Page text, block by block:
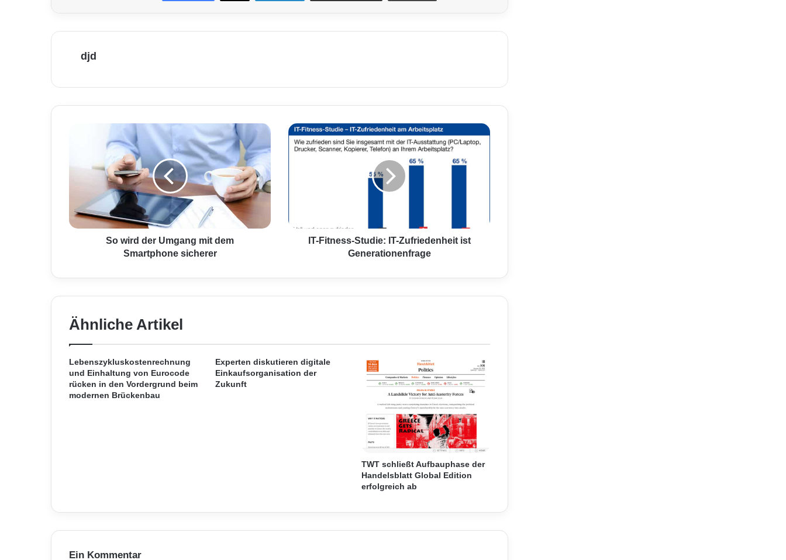
djd
i
e
r
a
m
i
d
e
m
S
m
s
c
So wird der Umgang mit dem
Smartphone sicherer
I
T
t
T
-
e
t
IT-Fitness-Studie: IT-Zufriedenheit ist
Generationenfrage
Ähnliche Artikel
Lebenszykluskostenrechnung
und Einhaltung von Eurocode
rücken in den Vordergrund beim
modernen Brückenbau
Experten diskutieren digitale
Einkaufsorganisation der
Zukunft
TWT schließt Aufbauphase der
Handelsblatt Global Edition
erfolgreich ab
Ein Kommentar